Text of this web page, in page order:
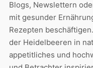
Blogs, Newslettern
mit gesunder
Rezepten
der Heidelbeeren in
appetitliches und